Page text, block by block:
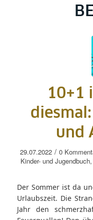
10+1
und
29.07.2022 / 0
Kinder- und Jugendbuch,
Der Sommer ist da
Urlaubszeit. Die
Jahr den